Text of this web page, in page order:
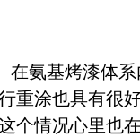
在氨基烤漆体
重涂也具有很
个情况心里也